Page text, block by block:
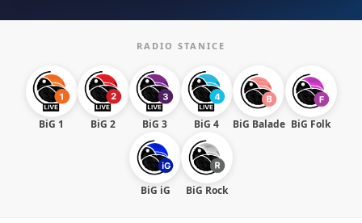
RADIO STANICE
BiG 1 BiG 2 BiG 3 BiG 4 BiG Balade BiG Folk
BiG iG BiG Rock